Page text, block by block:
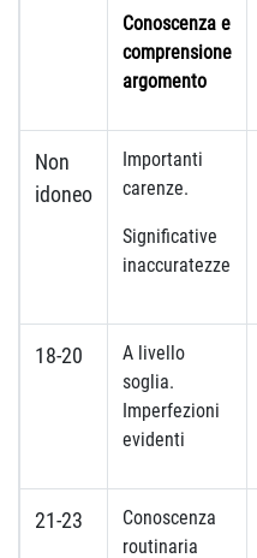
Conoscenza e
comprensione
argomento
Non
idoneo
Importanti
carenze.
Significative
inaccuratezze
18-20
A livello
soglia.
Imperfezioni
evidenti
21-23
Conoscenza
routinaria